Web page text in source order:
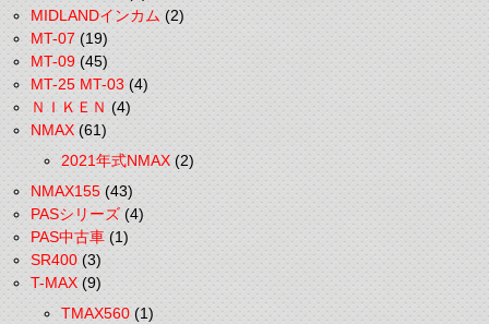
MIDLANDインカム(2)
MT-07(19)
MT-09(45)
MT-25 MT-03(4)
ＮＩＫＥＮ(4)
NMAX(61)
2021年式NMAX(2)
NMAX155(43)
PASシリーズ(4)
PAS中古車(1)
SR400(3)
T-MAX(9)
TMAX560(1)